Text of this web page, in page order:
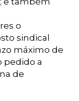
o
sindical
máximo de
pedido a
de